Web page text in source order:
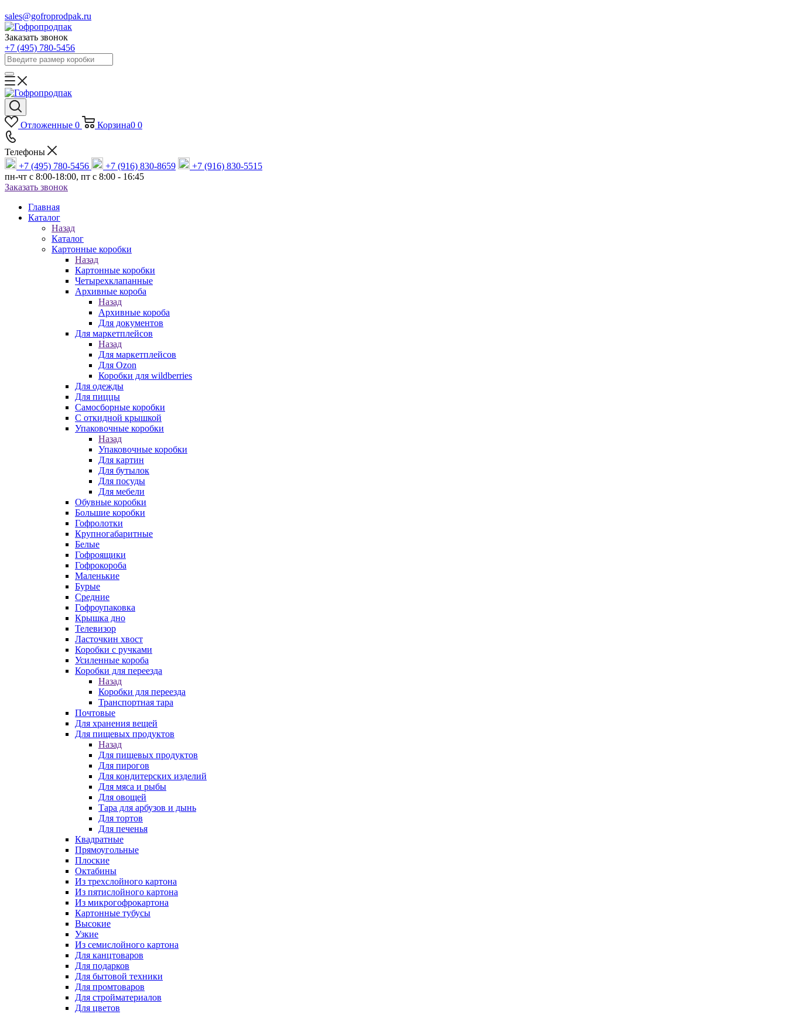
sales@gofroprodpak.ru
Заказать звонок
+7 (495) 780-5456
Отложенные 0 Корзина0 0
Телефоны
+7 (495) 780-5456
+7 (916) 830-8659
+7 (916) 830-5515
пн-чт c 8:00-18:00, пт с 8:00 - 16:45
Заказать звонок
Главная
Каталог
Назад
Каталог
Картонные коробки
Назад
Картонные коробки
Четырехклапанные
Архивные короба
Назад
Архивные короба
Для документов
Для маркетплейсов
Назад
Для маркетплейсов
Для Ozon
Коробки для wildberries
Для одежды
Для пиццы
Самосборные коробки
С откидной крышкой
Упаковочные коробки
Назад
Упаковочные коробки
Для картин
Для бутылок
Для посуды
Для мебели
Обувные коробки
Большие коробки
Гофролотки
Крупногабаритные
Белые
Гофроящики
Гофрокороба
Маленькие
Бурые
Средние
Гофроупаковка
Крышка дно
Телевизор
Ласточкин хвост
Коробки с ручками
Усиленные короба
Коробки для переезда
Назад
Коробки для переезда
Транспортная тара
Почтовые
Для хранения вещей
Для пищевых продуктов
Назад
Для пищевых продуктов
Для пирогов
Для кондитерских изделий
Для мяса и рыбы
Для овощей
Тара для арбузов и дынь
Для тортов
Для печенья
Квадратные
Прямоугольные
Плоские
Октабины
Из трехслойного картона
Из пятислойного картона
Из микрогофрокартона
Картонные тубусы
Высокие
Узкие
Из семислойного картона
Для канцтоваров
Для подарков
Для бытовой техники
Для промтоваров
Для стройматериалов
Для цветов